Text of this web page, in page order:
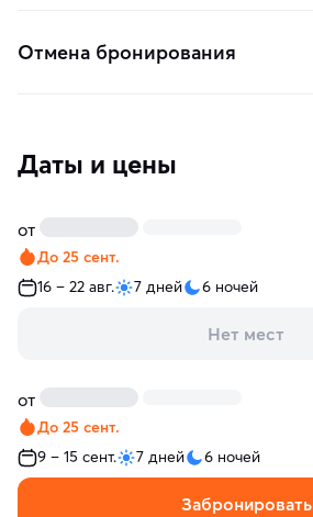
Отмена бронирования
Даты и цены
от
До 25 сент.
16 – 22 авг.
7 дней 6 ночей
Нет мест
от
До 25 сент.
9 – 15 сент.
7 дней 6 ночей
Забронировать